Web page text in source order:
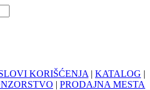
KORIŠĆENJA | KATALOG |
| PRODAJNA MESTA